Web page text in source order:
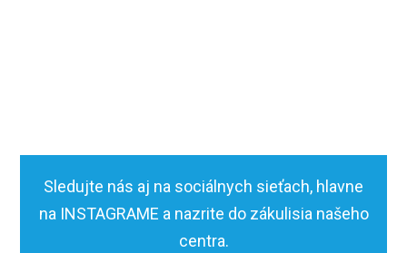
Sledujte nás aj na sociálnych sieťach, hlavne
na INSTAGRAME a nazrite do zákulisia našeho
centra.